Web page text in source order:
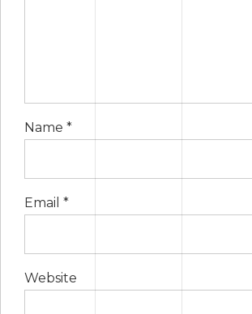
Name *
Email *
Website